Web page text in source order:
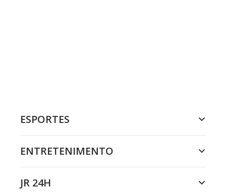
ESPORTES
ENTRETENIMENTO
JR 24H